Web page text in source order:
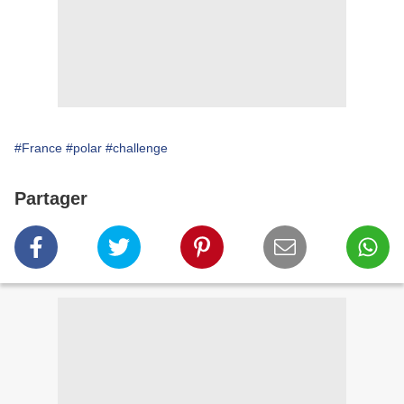
#France #polar #challenge
Partager